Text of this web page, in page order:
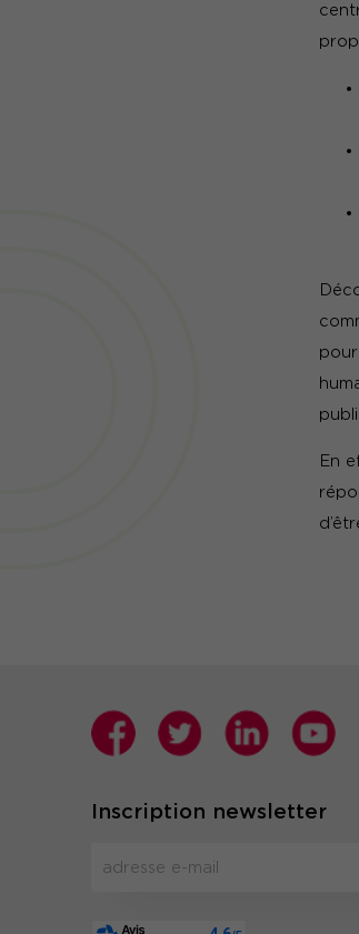
En
Inscription newsletter